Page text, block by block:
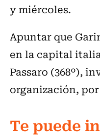
y miércoles.
Apuntar que
en la capital
Passaro (368º),
organización, por
Te puede